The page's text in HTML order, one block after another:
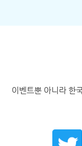
이벤트뿐 아니라 한